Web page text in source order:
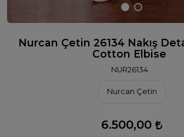
Nurcan Çetin 26134 Nakış
Cotton Elbise
NUR26134
Nurcan Çetin
6.500,00